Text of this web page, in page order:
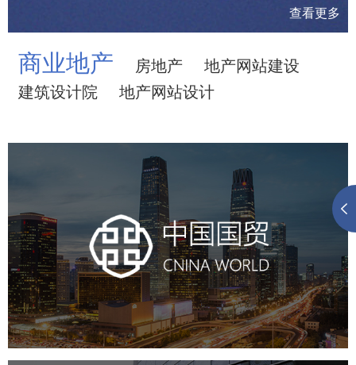
查看更多
商业地产 房地产
地产网站建设
建筑设计院
地产网站设计
中国国贸
房地产 商业地产 地产网站建设
地产网站设计
网站建设
电商网站